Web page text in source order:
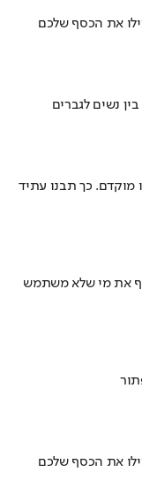
את הכסף שלכם
נשים לגברים
מוקדם. כך תבנו עתיד
את מי שלא משתמש
את הכסף שלכם